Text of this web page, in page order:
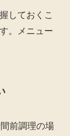
しておくこ
。メニュー
前調理の場